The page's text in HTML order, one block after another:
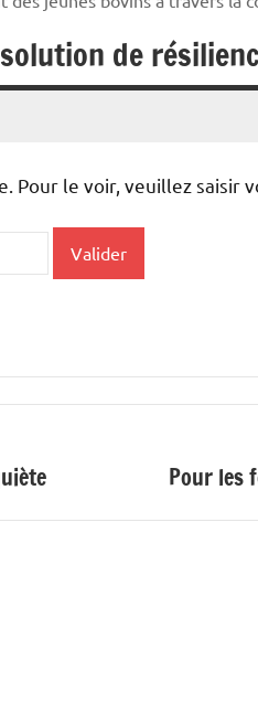
de
Pour le voir, veuillez saisir
Pour les